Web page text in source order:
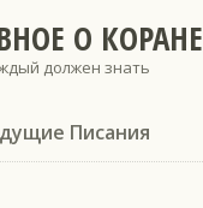
О КОРАНЕ
должен знать
Писания